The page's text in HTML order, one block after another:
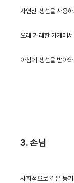
자연산 생선을 사용
오래 거래한 가게에
아침에 생선을 받아
3. 손님
사회적으로 같은 동